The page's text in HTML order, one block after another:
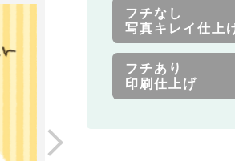
フチなし
写真キレイ仕上
フチあり
印刷仕上げ